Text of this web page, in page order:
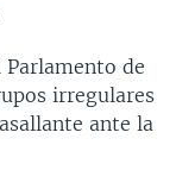
de
irregulares
ante la